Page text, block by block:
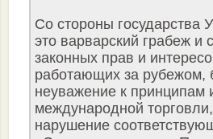
Со стороны государства
это варварский грабеж и
законных прав и
работающих за рубежом,
неуважение к принципам
международной
нарушение